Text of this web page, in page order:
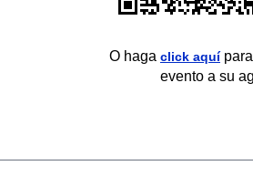
O haga click aquípara
evento a su